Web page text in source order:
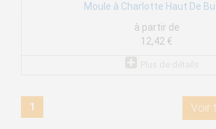
Moule à Charlotte Haut De
à partir de
12,42 €
1 Voir